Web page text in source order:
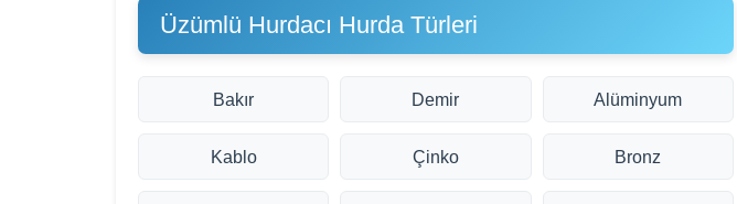
Üzümlü Hurdacı Hurda Türleri
Bakır Demir Alüminyum
Kablo Çinko Bronz